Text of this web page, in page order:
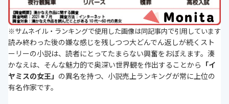
※サムネイル・ランキングで使用した画像は同記事内で引用しています
読み終わった後の嫌な感じを残しつつ大どんでん返しが続くスト
ーリーの小説は、読者にとってたまらない興奮をおぼえます。湊
かなえは、そんな魅力的で奥深い世界観を作出することから 「イ
ヤミスの女王」 の異名を持つ、小説売上ランキングが常に上位の
有名作家です。